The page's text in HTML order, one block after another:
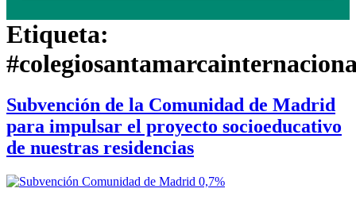
Etiqueta:
Subvención de la Comunidad de Madrid
para impulsar el proyecto socioeducativo
de nuestras residencias